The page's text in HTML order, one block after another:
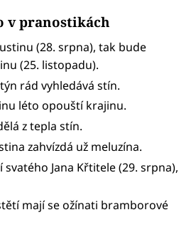
v pranostikách
(28. srpna), tak bude
(25. listopadu).
rád vyhledává stín.
léto opouští krajinu.
z tepla stín.
zahvízdá už meluzína.
Jana Křtitele (29. srpna),
mají se ožínati bramborové